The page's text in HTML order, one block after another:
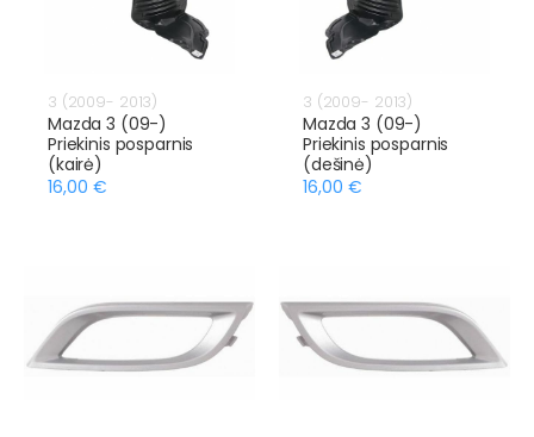
3 (2009- 2013)
Mazda 3 (09-)
Priekinis posparnis
(kairė)
16,00 €
3 (2009- 2013)
Mazda 3 (09-)
Priekinis posparnis
(dešinė)
16,00 €